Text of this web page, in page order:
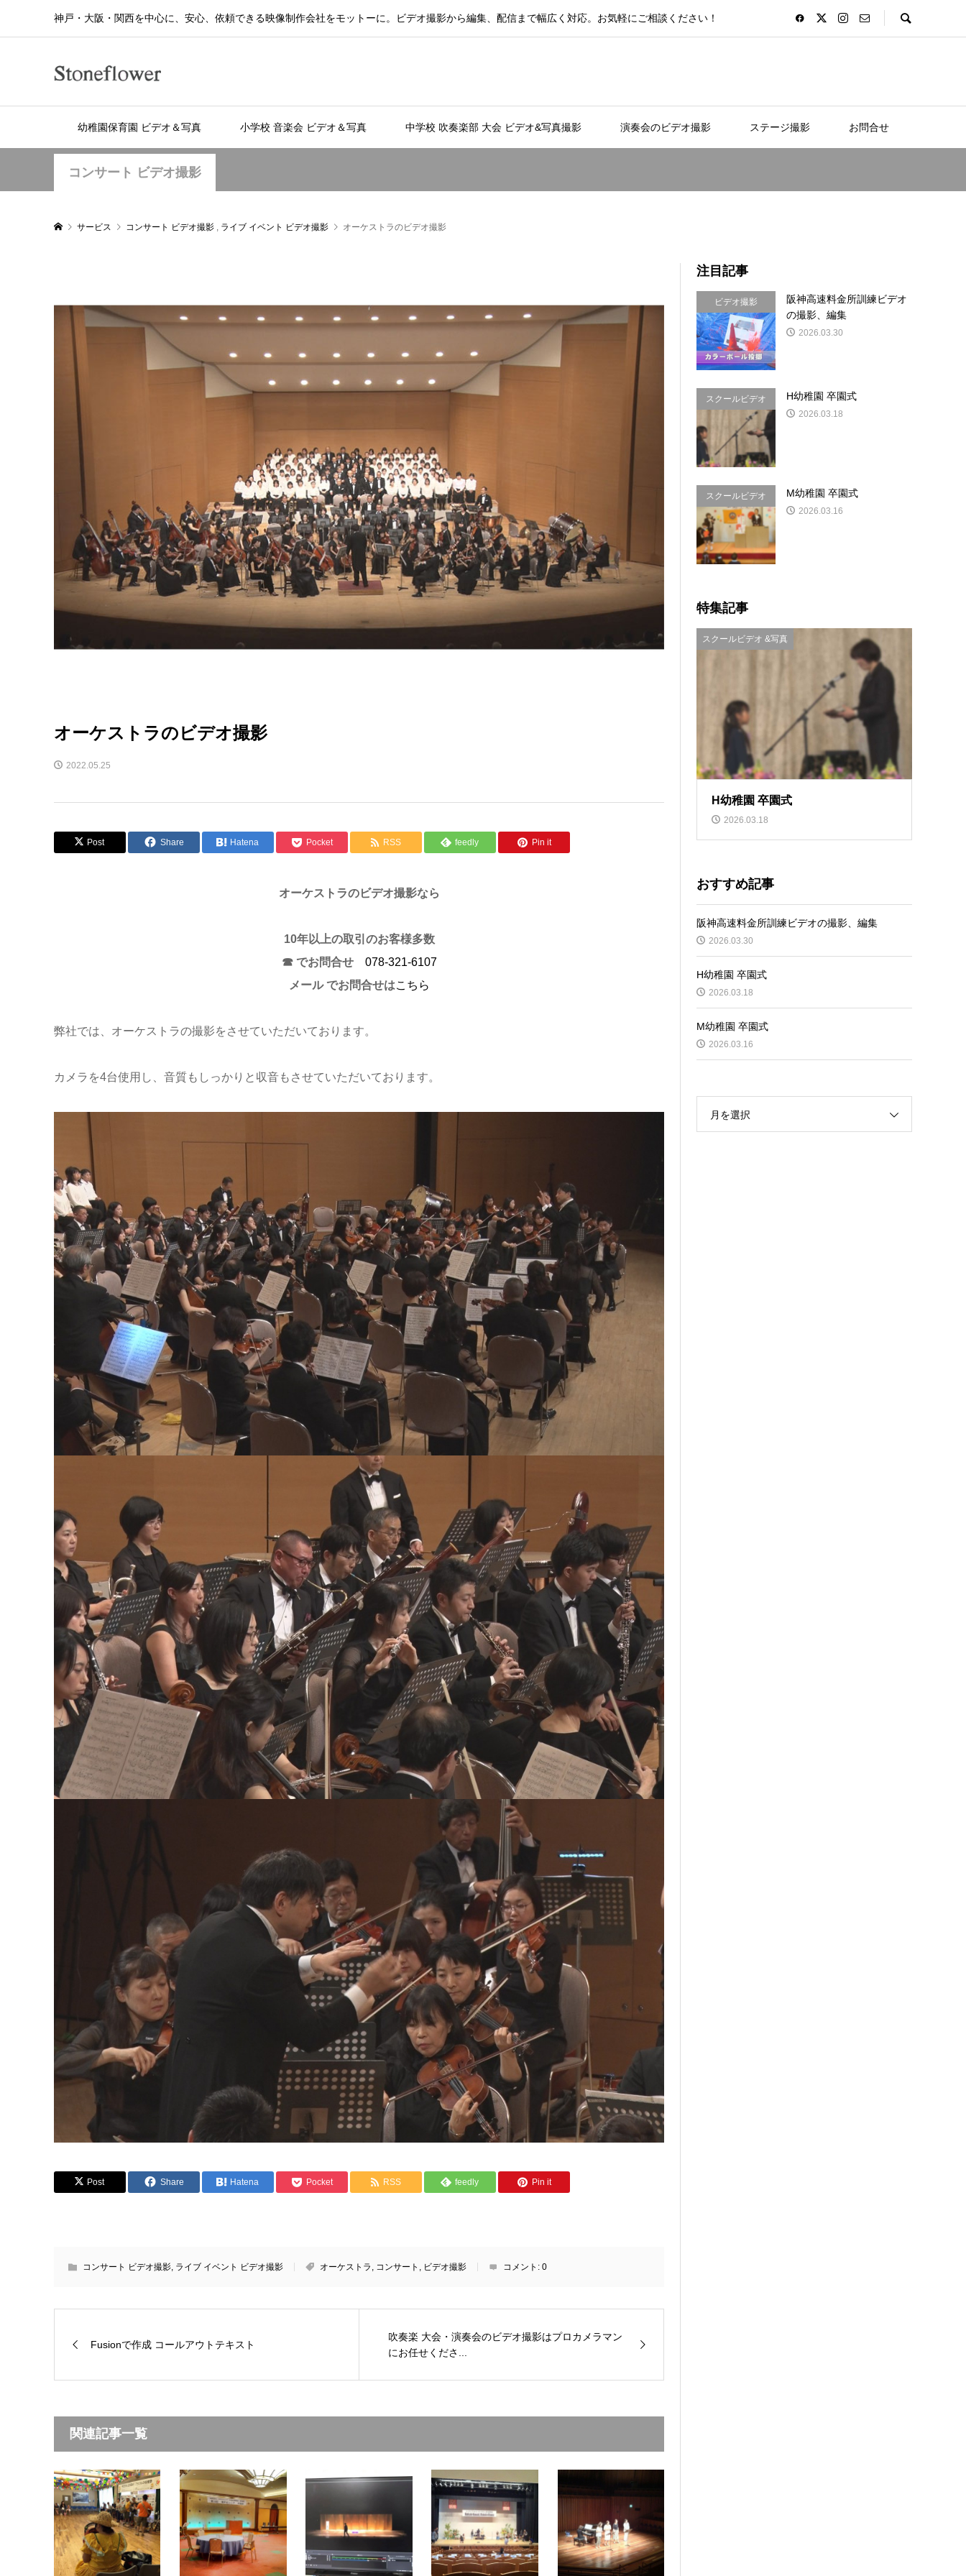
神戸・大阪・関西を中心に、安心、依頼できる映像制作会社をモットーに。ビデオ撮影から編集、配信まで幅広く対応。お気軽にご相談ください！
幼稚園保育園 ビデオ＆写真 小学校 音楽会 ビデオ＆写真 中学校 吹奏楽部 大会 ビデオ&写真撮影 演奏会のビデオ撮影 ステージ撮影 お問合せ
コンサート ビデオ撮影
サービス コンサート ビデオ撮影 , ライブ イベント ビデオ撮影 オーケストラのビデオ撮影
オーケストラのビデオ撮影
2022.05.25
Post Share Hatena Pocket RSS feedly Pin it
オーケストラのビデオ撮影なら
10年以上の取引のお客様多数
☎ でお問合せ 078-321-6107
メール でお問合せはこちら
弊社では、オーケストラの撮影をさせていただいております。
カメラを4台使用し、音質もしっかりと収音もさせていただいております。
Post Share Hatena Pocket RSS feedly Pin it
コンサート ビデオ撮影, ライブ イベント ビデオ撮影 オーケストラ , コンサート , ビデオ撮影 コメント: 0
Fusionで作成 コールアウトテキスト
吹奏楽 大会・演奏会のビデオ撮影はプロカメラマン
にお任せくださ...
関連記事一覧
注目記事
ビデオ撮影
阪神高速料金所訓練ビデオ
の撮影、編集
2026.03.30
スクールビデオ
&写真
H幼稚園 卒園式
2026.03.18
スクールビデオ
&写真
M幼稚園 卒園式
2026.03.16
特集記事
スクールビデオ &写真
H幼稚園 卒園式
2026.03.18
おすすめ記事
阪神高速料金所訓練ビデオの撮影、編集
2026.03.30
H幼稚園 卒園式
2026.03.18
M幼稚園 卒園式
2026.03.16
月を選択